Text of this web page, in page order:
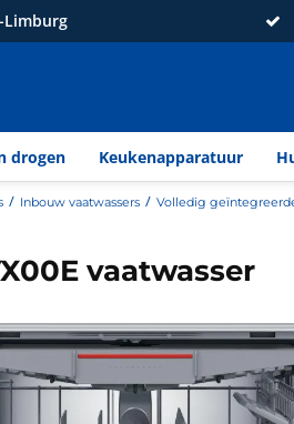
Limburg
drogen Keukenapparatuur
Inbouw vaatwassers Volledig
vaatwasser